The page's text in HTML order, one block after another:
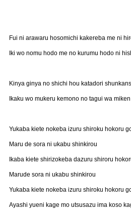
Fui ni arawaru hosomichi kakereba me ni
Iki wo nomu hodo me no kurumu hodo ni
Kinya ginya no shichi hou katadori
Ikaku wo mukeru kemono no tagui wa
Yukaba kiete nokeba izuru shiroku hokoru
Maru de sora ni ukabu shinkirou
Ikaba kiete shirizokeba dazuru shiroru
Marude sora ni ukabu shinkirou
Yukaba kiete nokeba izuru shiroku hokoru
Ayashi yueni kage mo utsusazu ima koso